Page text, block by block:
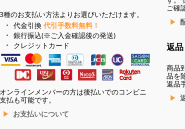
3種のお支払い方法よりお選びいただけます。
代金引換 代引手数料無料！
銀行振込(※ご入金確認後の発送)
クレジットカード
オンラインメンバーの方は後払いでのコンビニ
支払も可能です。
お支払いについて
ご確
返
商品
品を
返品